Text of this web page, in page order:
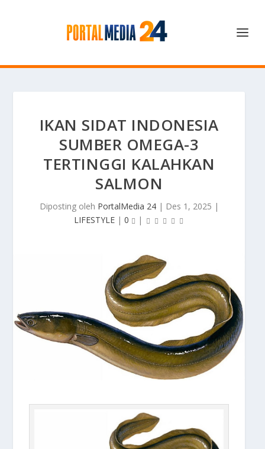
IKAN SIDAT INDONESIA
SUMBER OMEGA-3
TERTINGGI KALAHKAN
SALMON
Diposting oleh PortalMedia 24| Des 1, 2025 |
LIFESTYLE | 0 |